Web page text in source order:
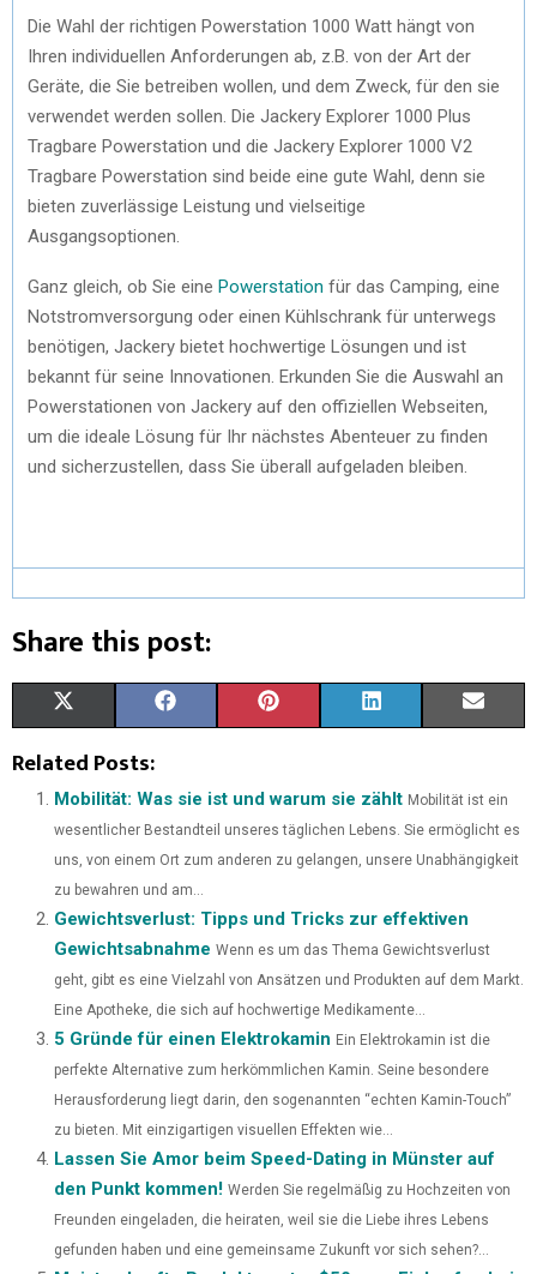
Die Wahl der richtigen Powerstation 1000 Watt hängt von
Ihren individuellen Anforderungen ab, z.B. von der Art der
Geräte, die Sie betreiben wollen, und dem Zweck, für den sie
verwendet werden sollen. Die Jackery Explorer 1000 Plus
Tragbare Powerstation und die Jackery Explorer 1000 V2
Tragbare Powerstation sind beide eine gute Wahl, denn sie
bieten zuverlässige Leistung und vielseitige
Ausgangsoptionen.
Ganz gleich, ob Sie eine Powerstation für das Camping, eine
Notstromversorgung oder einen Kühlschrank für unterwegs
benötigen, Jackery bietet hochwertige Lösungen und ist
bekannt für seine Innovationen. Erkunden Sie die Auswahl an
Powerstationen von Jackery auf den offiziellen Webseiten,
um die ideale Lösung für Ihr nächstes Abenteuer zu finden
und sicherzustellen, dass Sie überall aufgeladen bleiben.
Share this post:
T
W
T
E
R
)
C
E
O
K
N
T
R
S
T
N
K
D
N
A
I
Related Posts:
Mobilität: Was sie ist und warum sie zählt Mobilität ist ein
wesentlicher Bestandteil unseres täglichen Lebens. Sie ermöglicht es
uns, von einem Ort zum anderen zu gelangen, unsere Unabhängigkeit
zu bewahren und am...
Gewichtsverlust: Tipps und Tricks zur effektiven
Gewichtsabnahme Wenn es um das Thema Gewichtsverlust
geht, gibt es eine Vielzahl von Ansätzen und Produkten auf dem Markt.
Eine Apotheke, die sich auf hochwertige Medikamente...
5 Gründe für einen Elektrokamin Ein Elektrokamin ist die
perfekte Alternative zum herkömmlichen Kamin. Seine besondere
Herausforderung liegt darin, den sogenannten “echten Kamin-Touch”
zu bieten. Mit einzigartigen visuellen Effekten wie...
Lassen Sie Amor beim Speed-Dating in Münster auf
den Punkt kommen! Werden Sie regelmäßig zu Hochzeiten von
Freunden eingeladen, die heiraten, weil sie die Liebe ihres Lebens
gefunden haben und eine gemeinsame Zukunft vor sich sehen?...